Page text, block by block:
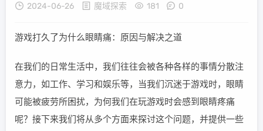
2024-06-26 魔域探索 181 0
游戏打久了为什么眼睛痛：原因与解决之道
在我们的日常生活中，我们往往会被各种各样的事情分散注
意力，如工作、学习和娱乐等，当我们沉迷于游戏时，眼睛
可能被疲劳所困扰，为何我们在玩游戏时会感到眼睛疼痛
呢？接下来我们将从多个方面来探讨这个问题，并提供一些